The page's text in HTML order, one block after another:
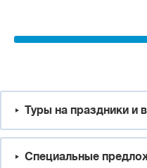
Туры на праздники и
Специальные